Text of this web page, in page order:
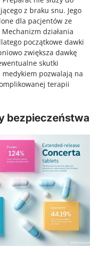
z braku snu. Jego
dla pacjentów ze
działania
początkowe dawki
zwiększa dawkę
skutki
pozwalają na
terapii
bezpieczeństwa